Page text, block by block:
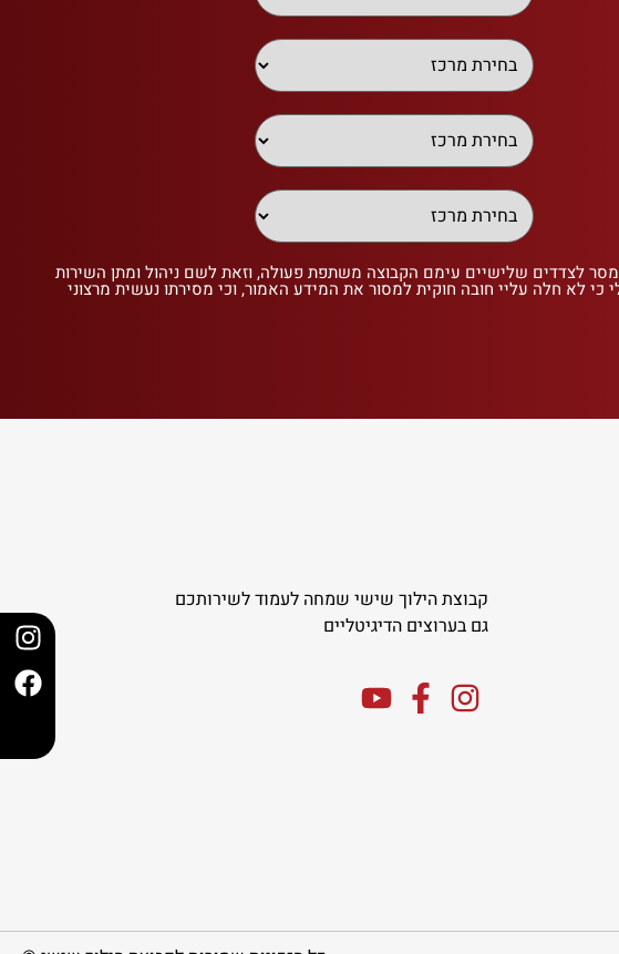
לצדדים שלישיים עימם הקבוצה משתפת פעולה, וזאת לשם ניהול ומתן השירות
כי לא חלה עליי חובה חוקית למסור את המידע האמור, וכי מסירתו נעשית מרצוני
קבוצת הילוך שישי שמחה לעמוד לשירותכם
גם בערוצים הדיגיטליים